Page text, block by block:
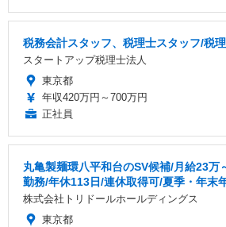
税務会計スタッフ、税理士スタッフ/税
スタートアップ税理士法人
東京都
年収420万円～700万円
正社員
丸亀製麺環八平和台のSV候補/月給23万
勤務/年休113日/連休取得可/夏季・年末
株式会社トリドールホールディングス
東京都